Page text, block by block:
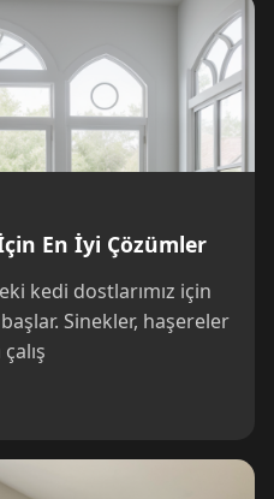
En İyi Çözümler
kedi dostlarımız için
Sinekler, haşereler